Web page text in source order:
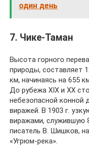
один день
7. Чике-Таман
Высота горного
природы, составляет
км, начинаясь на 655
До рубежа ХIХ и ХХ
небезопасной конной
виражей. В 1903 г.
виражами, служившую
писатель В. Шишков,
«Угрюм-река».